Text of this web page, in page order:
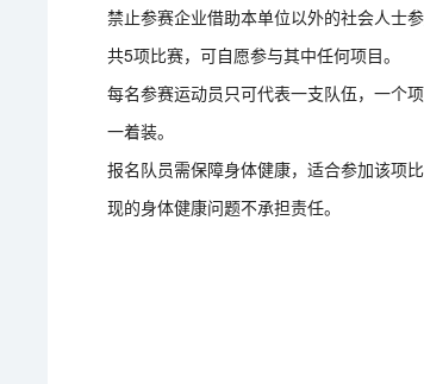
禁止参赛企业借助本单位以外的社会人士
共5项比赛，可自愿参与其中任何项目。
每名参赛运动员只可代表一支队伍，一个
一着装。
报名队员需保障身体健康，适合参加该项
现的身体健康问题不承担责任。